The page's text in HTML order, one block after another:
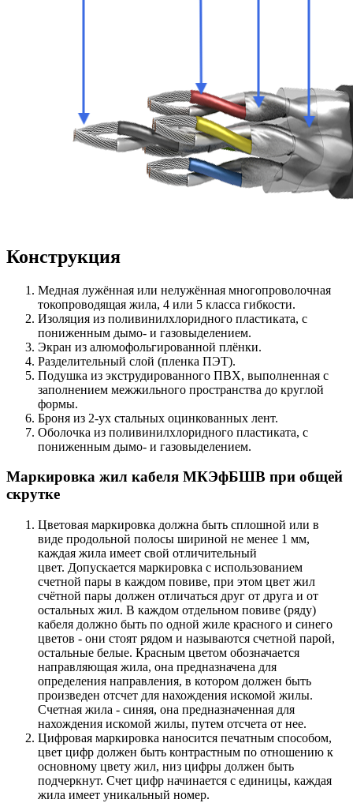
Конструкция
Медная лужённая или нелужённая многопроволочная
токопроводящая жила, 4 или 5 класса гибкости.
Изоляция из поливинилхлоридного пластиката, с
пониженным дымо- и газовыделением.
Экран из алюмофольгированной плёнки.
Разделительный слой (пленка ПЭТ).
Подушка из экструдированного ПВХ, выполненная с
заполнением межжильного пространства до круглой
формы.
Броня из 2-ух стальных оцинкованных лент.
Оболочка из поливинилхлоридного пластиката, с
пониженным дымо- и газовыделением.
Маркировка жил кабеля МКЭфБШВ при общей
скрутке
Цветовая маркировка должна быть сплошной или в
виде продольной полосы шириной не менее 1 мм,
каждая жила имеет свой отличительный
цвет. Допускается маркировка с использованием
счетной пары в каждом повиве, при этом цвет жил
счётной пары должен отличаться друг от друга и от
остальных жил. В каждом отдельном повиве (ряду)
кабеля должно быть по одной жиле красного и синего
цветов - они стоят рядом и называются счетной парой,
остальные белые. Красным цветом обозначается
направляющая жила, она предназначена для
определения направления, в котором должен быть
произведен отсчет для нахождения искомой жилы.
Счетная жила - синяя, она предназначенная для
нахождения искомой жилы, путем отсчета от нее.
Цифровая маркировка наносится печатным способом,
цвет цифр должен быть контрастным по отношению к
основному цвету жил, низ цифры должен быть
подчеркнут. Счет цифр начинается с единицы, каждая
жила имеет уникальный номер.